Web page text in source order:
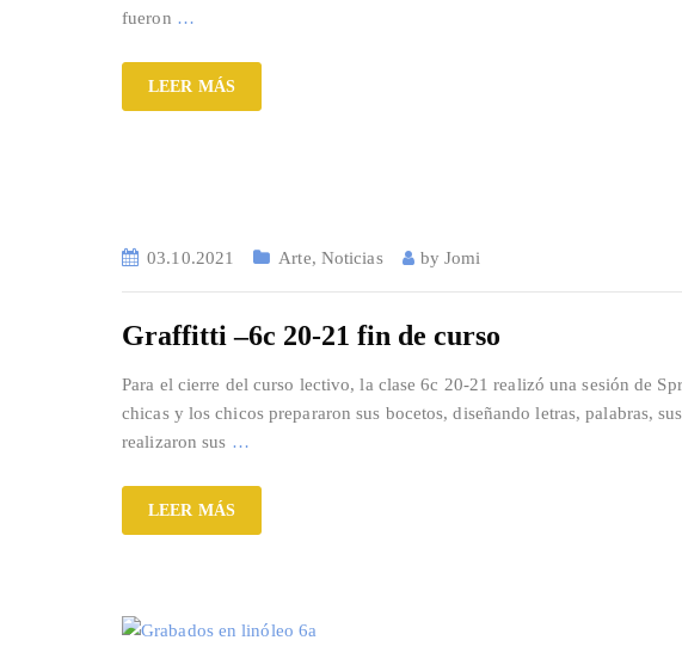
fueron …
LEER MÁS
03.10.2021 Arte, Noticias byJomi
Graffitti –6c 20-21 fin de curso
Para el cierre del curso lectivo, la clase 6c 20-21 realizó una sesión de
chicas y los chicos prepararon sus bocetos, diseñando letras, palabras,
realizaron sus …
LEER MÁS